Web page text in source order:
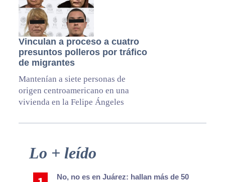
Vinculan a proceso a cuatro
presuntos polleros por tráfico
de migrantes
Mantenían a siete personas de
origen centroamericano en una
vivienda en la Felipe Ángeles
Primary
Lo + leído
No, no es en Juárez: hallan más de 50